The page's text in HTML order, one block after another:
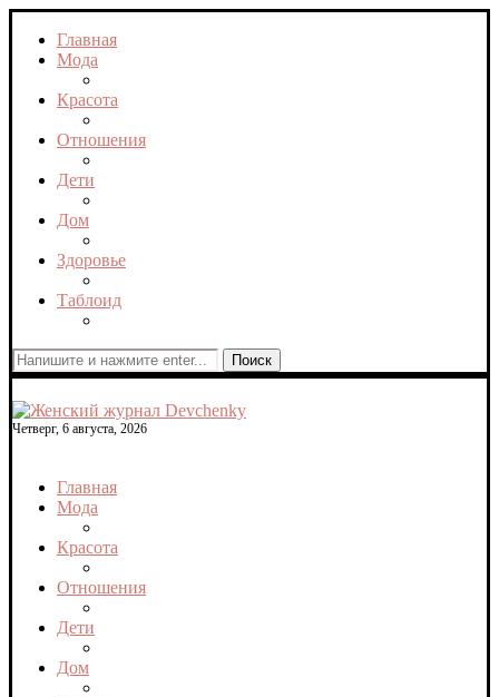
Главная
Мода
Красота
Отношения
Дети
Дом
Здоровье
Таблоид
Поиск
Четверг, 6 августа, 2026
Главная
Мода
Красота
Отношения
Дети
Дом